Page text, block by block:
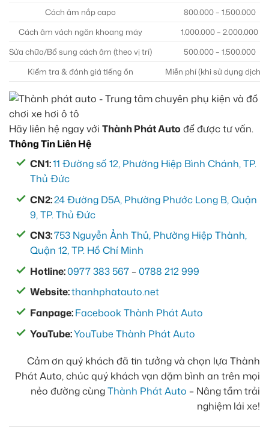
Cách âm nắp capo
800.000 – 1.500.000
Cách âm vách ngăn khoang máy
1.000.000 – 2.000.000
Sửa chữa/Bổ sung cách âm (theo vị trí)
500.000 – 1.500.000
Kiểm tra & đánh giá tiếng ồn
Miễn phí (khi sử dụng dịch
Hãy liên hệ ngay với Thành Phát Auto để được tư vấn.
Thông Tin Liên Hệ
CN1:11 Đường số 12, Phường Hiệp Bình Chánh, TP.
Thủ Đức
CN2:24 Đường D5A, Phường Phước Long B, Quận
9, TP. Thủ Đức
CN3:753 Nguyễn Ảnh Thủ, Phường Hiệp Thành,
Quận 12, TP. Hồ Chí Minh
Hotline:0977 383 567 –0788 212 999
Website:thanhphatauto.net
Fanpage:Facebook Thành Phát Auto
YouTube:YouTube Thành Phát Auto
Cảm ơn quý khách đã tin tưởng và chọn lựa Thành
Phát Auto, chúc quý khách vạn dặm bình an trên mọi
nẻo đường cùngThành Phát Auto – Nâng tầm trải
nghiệm lái xe!